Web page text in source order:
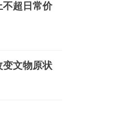
不超日常价
变文物原状